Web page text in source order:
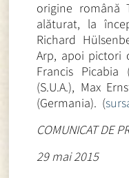
origine română
alăturat, la
Richard
Arp, apoi pictori
Francis Picabia
(S.U.A.), Max
(Germania). (
COMUNICAT DE
29 mai 2015